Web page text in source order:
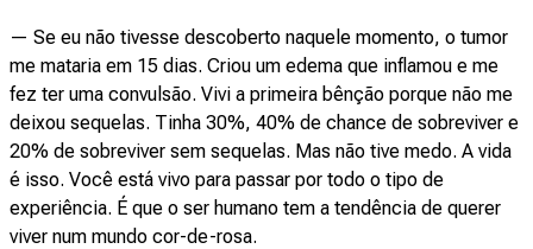
— Se eu não tivesse descoberto naquele momento, o tumor
me mataria em 15 dias. Criou um edema que inflamou e me
fez ter uma convulsão. Vivi a primeira bênção porque não me
deixou sequelas. Tinha 30%, 40% de chance de sobreviver e
20% de sobreviver sem sequelas. Mas não tive medo. A vida
é isso. Você está vivo para passar por todo o tipo de
experiência. É que o ser humano tem a tendência de querer
viver num mundo cor-de-rosa.